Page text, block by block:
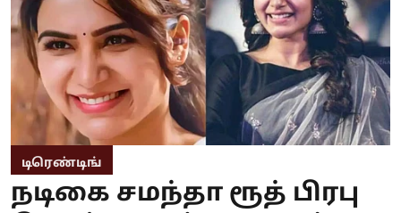
டிரெண்டிங்
நடிகை சமந்தா ரூத் பிரபு